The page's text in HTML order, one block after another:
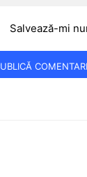
Salvează-mi